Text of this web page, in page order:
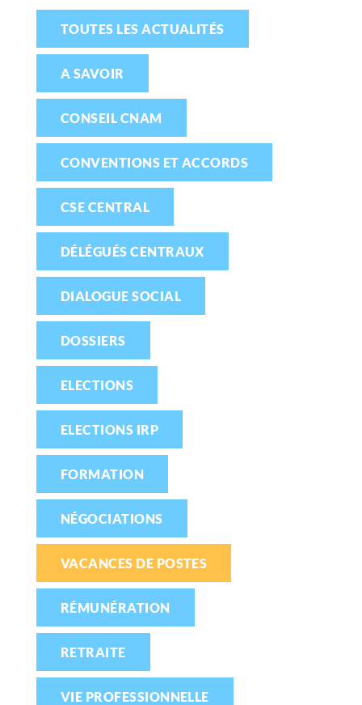
TOUTES LES ACTUALITÉS
A SAVOIR
CONSEIL CNAM
CONVENTIONS ET ACCORDS
CSE CENTRAL
DÉLÉGUÉS CENTRAUX
DIALOGUE SOCIAL
DOSSIERS
ELECTIONS
ELECTIONS IRP
FORMATION
NÉGOCIATIONS
VACANCES DE POSTES
RÉMUNÉRATION
RETRAITE
VIE PROFESSIONNELLE